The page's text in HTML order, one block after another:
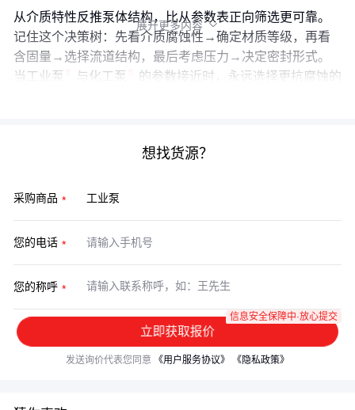
从介质特性反推泵体结构，比从参数表正向筛选更可靠。
记住这个决策树：先看介质腐蚀性→确定材质等级，再看
含固量→选择流道结构，最后考虑压力→决定密封形式。
当 工业泵 与化工泵
的参数接近时，永远选择更抗腐蚀的
展开更多内容 
想找货源？
采购商品
您的电话
您的称呼
立即获取报价
信息安全保障中·放心提交
发送询价代表您同意 《用户服务协议》 《隐私政策》